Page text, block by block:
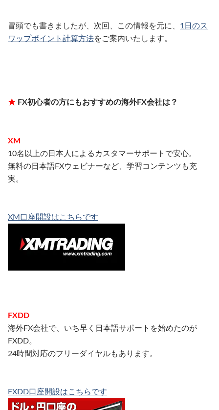
冒頭でも書きましたが、次回、この情報を元に、 1日のス
ワップポイント計算方法をご案内いたします。
★ FX初心者の方にもおすすめの海外FX会社は？
XM
10名以上の日本人によるカスタマーサポートで安心。
無料の日本語FXウェビナーなど、学習コンテンツも充
実。
XM口座開設はこちらです
FXDD
海外FX会社で、いち早く日本語サポートを始めたのが
FXDD。
24時間対応のフリーダイヤルもあります。
FXDD口座開設はこちらです